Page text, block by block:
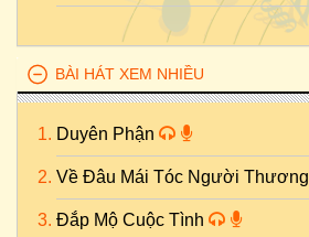
BÀI HÁT XEM NHIỀU
Duyên Phận
Về Đâu Mái Tóc Người Thương
Đắp Mộ Cuộc Tình